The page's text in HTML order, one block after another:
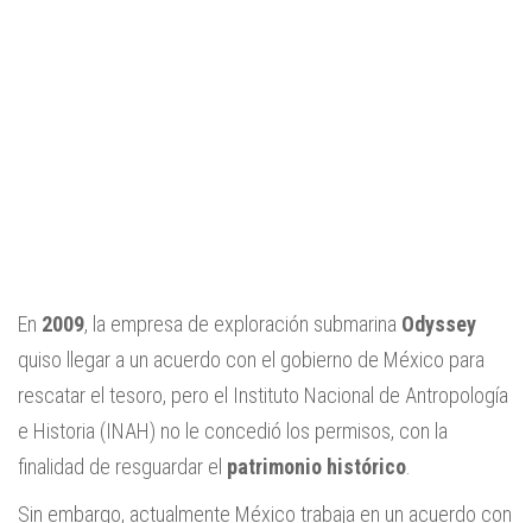
En 2009, la empresa de exploración submarina Odyssey
quiso llegar a un acuerdo con el gobierno de México para
rescatar el tesoro, pero el Instituto Nacional de Antropología
e Historia (INAH) no le concedió los permisos, con la
finalidad de resguardar el patrimonio histórico
Sin embargo, actualmente México trabaja en un acuerdo con